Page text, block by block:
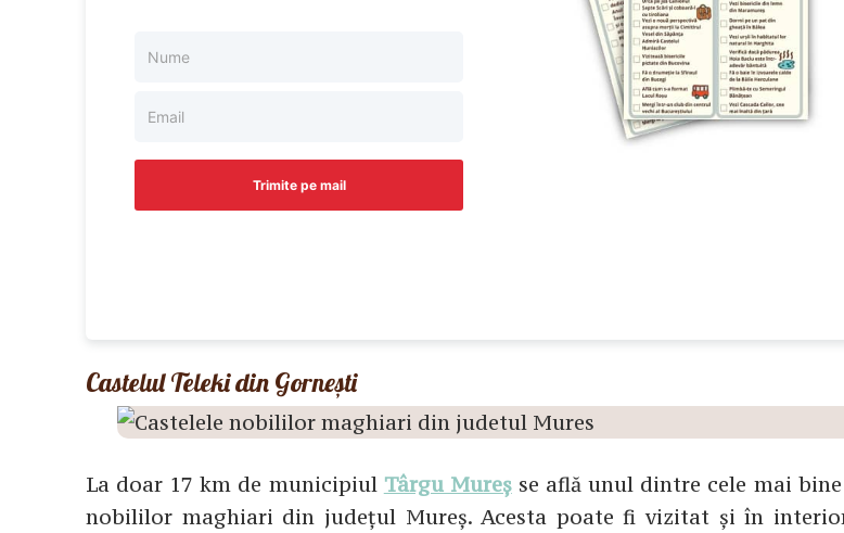
Trimite pe mail
Castelul Teleki din Gornești
La doar 17 km de municipiul Târgu Mureșse află unul dintre cele mai
nobililor maghiari din județul Mureș. Acesta poate fi vizitat și în